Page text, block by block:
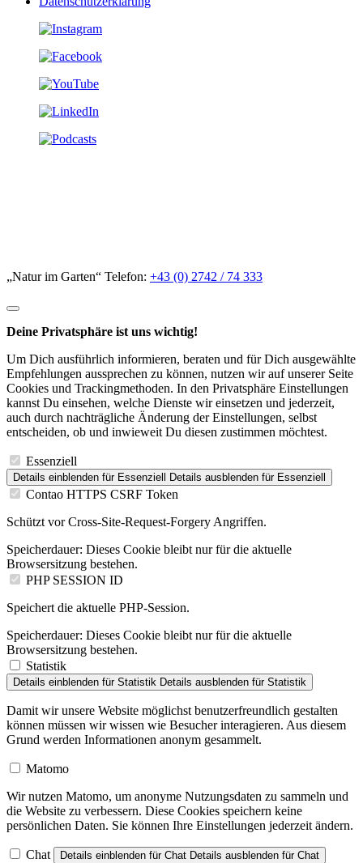
„Natur im Garten“ Telefon: +43 (0) 2742 / 74 333
Deine Privatsphäre ist uns wichtig!
Um Dich ausführlich informieren, beraten und für Dich ausgewählte
Empfehlungen aussprechen zu können, nutzen wir auf unserer Seite
Cookies und Trackingmethoden. In den Privatsphäre Einstellungen
kannst Du einsehen, welche Dienste wir einsetzen und jederzeit,
auch durch nachträgliche Änderung der Einstellungen, selbst
entscheiden, ob und inwieweit Du diesen zustimmen möchtest.
Essenziell
Details einblenden für Essenziell Details ausblenden für Essenziell
Contao HTTPS CSRF Token
Schützt vor Cross-Site-Request-Forgery Angriffen.
Speicherdauer: Dieses Cookie bleibt nur für die aktuelle
Browsersitzung bestehen.
PHP SESSION ID
Speichert die aktuelle PHP-Session.
Speicherdauer: Dieses Cookie bleibt nur für die aktuelle
Browsersitzung bestehen.
Statistik
Details einblenden für Statistik Details ausblenden für Statistik
Damit wir unsere Website möglichst benutzerfreundlich gestalten
können müssen wir wissen wie Besucher interagieren. Aus diesem
Grund werden Informationen anonym gesammelt.
Matomo
Wir nutzen Matomo, um anonyme Nutzungsdaten zu sammeln und
die Website zu verbessern. Diese Cookies speichern keine
persönlichen Daten. Sie können Ihre Einstellungen jederzeit ändern.
Chat Details einblenden für Chat Details ausblenden für Chat